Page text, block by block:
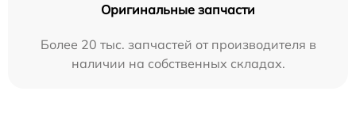
Оригинальные запчасти
Более 20 тыс. запчастей от производителя в
наличии на собственных складах.